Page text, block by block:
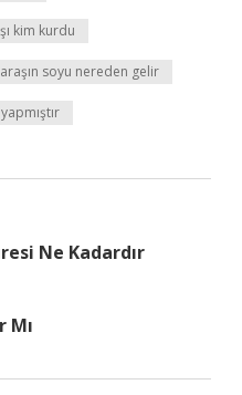
kim kurdu
soyu nereden gelir
Ne Kadardır
Mı